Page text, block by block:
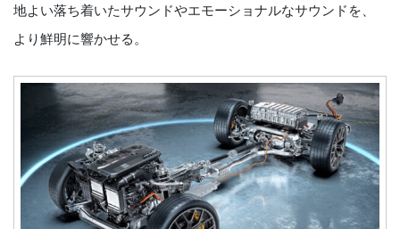
地よい落ち着いたサウンドやエモーショナルなサウンドを、
より鮮明に響かせる。